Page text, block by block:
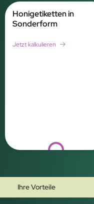
Loading...
Honigetiketten in
Sonderform
Jetzt kalkulieren
Ihre Vorteile